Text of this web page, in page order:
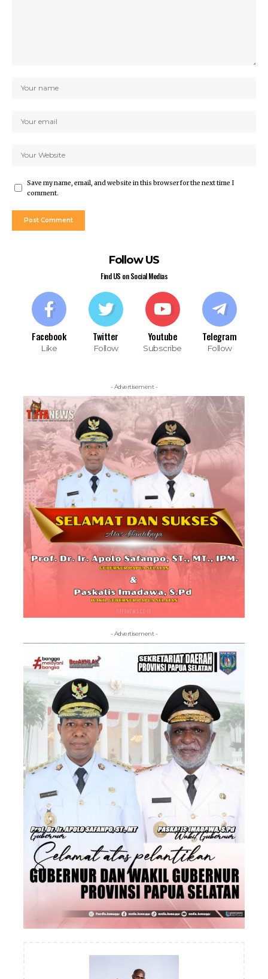
Save my name, email, and website in this browser for the next time I
comment.
Follow US
Find US on Social Medias
Facebook
Like
Twitter
Follow
Youtube
Subscribe
Telegram
Follow
- Advertisement -
- Advertisement -